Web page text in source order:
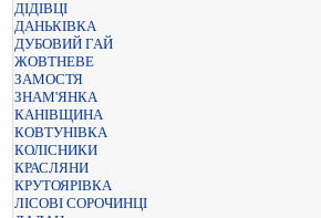
ДІДІВЦІ
ДАНЬКІВКА
ДУБОВИЙ ГАЙ
ЖОВТНЕВЕ
ЗАМОСТЯ
ЗНАМ'ЯНКА
КАНІВЩИНА
КОВТУНІВКА
КОЛІСНИКИ
КРАСЛЯНИ
КРУТОЯРІВКА
ЛІСОВІ СОРОЧИНЦІ